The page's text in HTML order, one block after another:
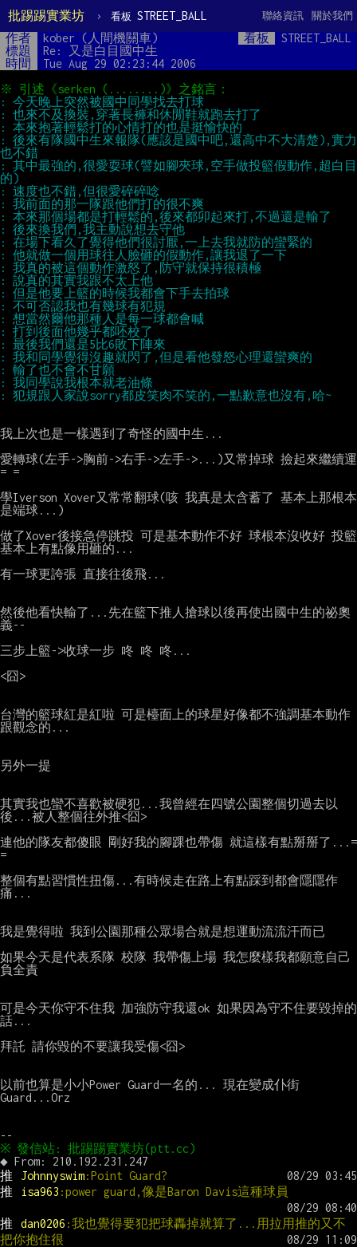
批踢踢實業坊 › 看板 STREET_BALL 關於我們
聯絡資訊
作者 kober (人間機關車) 看板
STREET_BALL
標題
Re: 又是白目國中生
時間
Tue Aug 29 02:23:44 2006
: 後來有隊國中生來報隊(應該是國中吧,還高中不大清楚),實力
: 其中最強的,很愛耍球(譬如腳夾球,空手做投籃假動作,超白目
我上次也是一樣遇到了奇怪的國中生...
愛轉球(左手->胸前->右手->左手->...)又常掉球 撿起來繼續運
= =
學Iverson Xover又常常翻球(咳 我真是太含蓄了 基本上那根本
是端球...)
做了Xover後接急停跳投 可是基本動作不好 球根本沒收好 投籃
基本上有點像用砸的...
有一球更誇張 直接往後飛...
然後他看快輸了...先在籃下推人搶球以後再使出國中生的祕奧
義--
三步上籃->收球一步 咚 咚 咚...
<囧>
台灣的籃球紅是紅啦 可是檯面上的球星好像都不強調基本動作
跟觀念的...
另外一提
其實我也蠻不喜歡被硬犯...我曾經在四號公園整個切過去以
後...被人整個往外推<囧>
連他的隊友都傻眼 剛好我的腳踝也帶傷 就這樣有點掰掰了...=
=
整個有點習慣性扭傷...有時候走在路上有點踩到都會隱隱作
痛...
我是覺得啦 我到公園那種公眾場合就是想運動流流汗而已
如果今天是代表系隊 校隊 我帶傷上場 我怎麼樣我都願意自己
負全責
可是今天你守不住我 加強防守我還ok 如果因為守不住要毀掉的
話...
拜託 請你毀的不要讓我受傷<囧>
以前也算是小小Power Guard一名的... 現在變成仆街
Guard...Orz
推
Johnnyswim:Point Guard?
推
isa963 :power guard,像是Baron Davis這種球員
推 dan0206 :我也覺得要犯把球轟掉就算了...用拉用推的又不
把你抱住很